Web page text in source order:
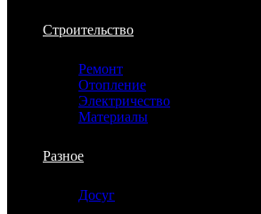
Строительство
Ремонт
Отопление
Электричество
Материалы
Разное
Досуг